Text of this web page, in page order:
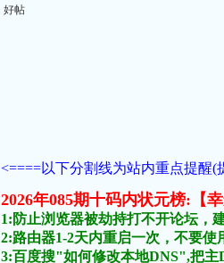
好帖
<====以下分割线为站内重点提醒(
2026年085期十码内状元榜:【
1:防止浏览器被劫持打不开论坛，
2:路由器1-2天内重启一次，不要使
3:百度搜"如何修改本地DNS",把主